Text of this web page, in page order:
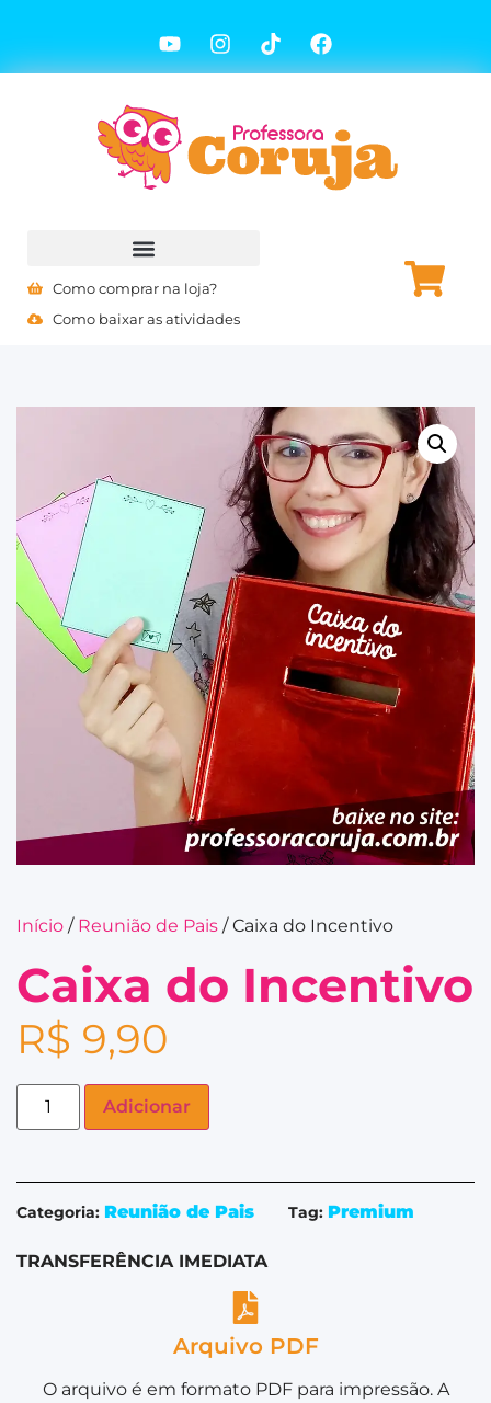
Como comprar na loja?
Como baixar as atividades
Início / Reunião de Pais / Caixa do Incentivo
Caixa do Incentivo
R$ 9,90
Adicionar
Categoria: Reunião de Pais Tag: Premium
TRANSFERÊNCIA IMEDIATA
Arquivo PDF
O arquivo é em formato PDF para impressão. A